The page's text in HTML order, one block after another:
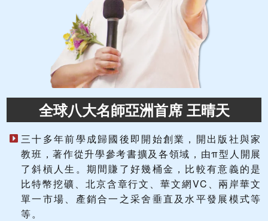
全球八大名師亞洲首席 王晴天
三十多年前學成歸國後即開始創業，開出版社與家
教班，著作從升學參考書擴及各領域，由π型人開展
了斜槓人生。期間賺了好幾桶金，比較有意義的是
比特幣挖礦、北京含章行文、華文網VC、兩岸華文
單一市場、產銷合一之采舍垂直及水平發展模式等
等。